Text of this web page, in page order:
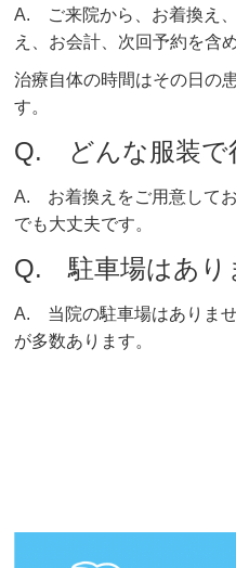
A. ご来院から、お着換え
え、お会計、次回予約を含
治療自体の時間はその日の
す。
Q. どんな服装で
A. お着換えをご用意して
でも大丈夫です。
Q. 駐車場はあり
A. 当院の駐車場はありま
が多数あります。